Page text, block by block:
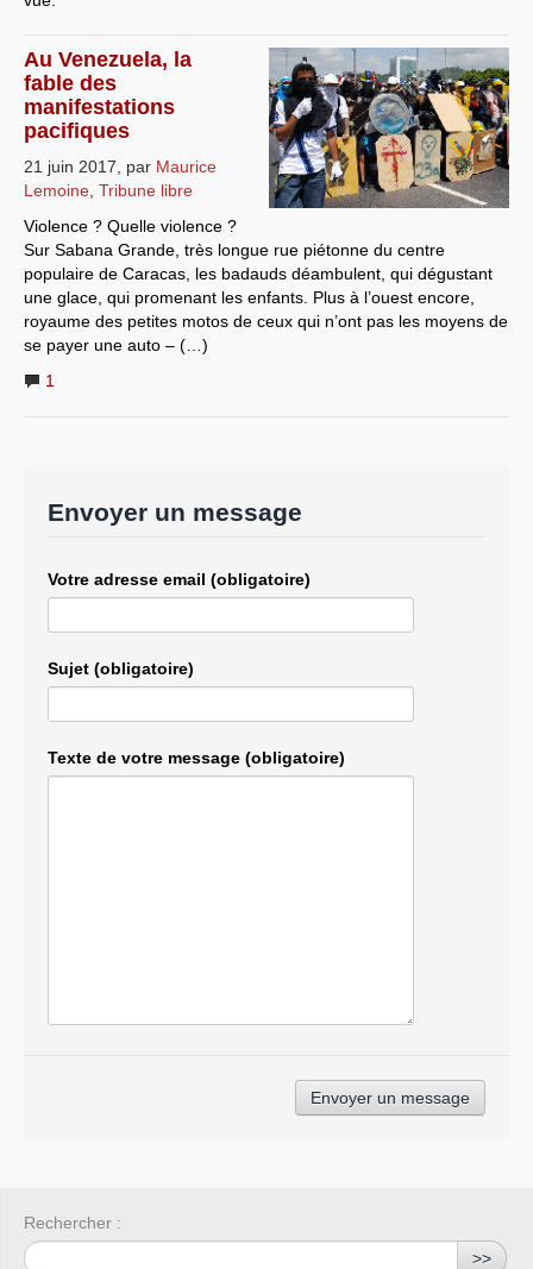
Au Venezuela, la
fable des
manifestations
pacifiques
21 juin 2017 par Maurice
Lemoine Tribune libre
Violence ? Quelle violence ?
Sur Sabana Grande, très longue rue piétonne du centre
populaire de Caracas, les badauds déambulent, qui dégustant
une glace, qui promenant les enfants. Plus à l’ouest encore,
royaume des petites motos de ceux qui n’ont pas les moyens de
se payer une auto – (…)
1
Envoyer un message
Votre adresse email (obligatoire)
Sujet (obligatoire)
Texte de votre message (obligatoire)
Rechercher :
>>